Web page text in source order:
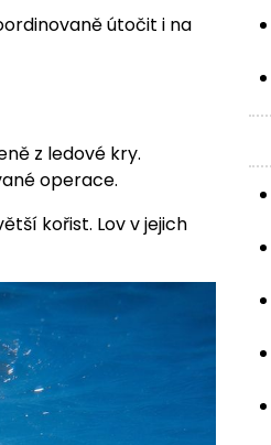
útočit i na
z ledové kry.
operace.
kořist. Lov v jejich